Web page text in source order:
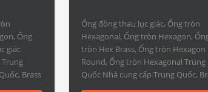
Ống
giác
Trung
Brass
Ống đồng thau lục giác, Ống tròn
Hexagonal, Ống tròn Hexagon,
tròn Hex Brass, Ống tròn Hexagon
Round, Ống tròn Hexagonal Trung
Quốc Nhà cung cấp Trung Quốc,